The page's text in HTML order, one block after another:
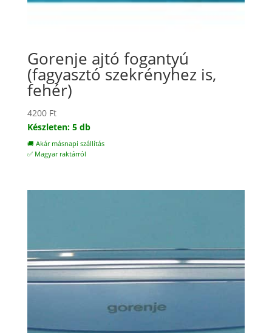
Gorenje ajtó fogantyú
(fagyasztó szekrényhez is,
fehér)
4200 Ft
Készleten: 5 db
🚚 Akár másnapi szállítás
✅ Magyar raktárról